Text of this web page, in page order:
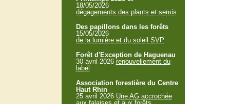
18/05/2026
dégagements des plants et semis
Des papillons dans les forêts
15/05/2026
de la lumière et du soleil SVP
Forêt d'Exception de Haguenau
30 avril 2026 renouvellement du
label
Association forestière du Centre
Haut Rhin
25 avril 2026 Une AG accrochée